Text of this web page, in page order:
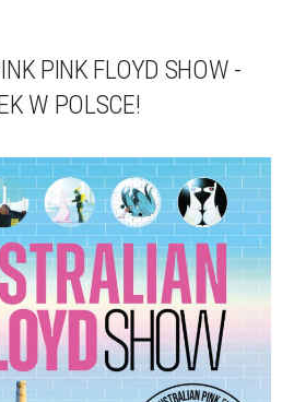
PINK FLOYD SHOW -
W POLSCE!